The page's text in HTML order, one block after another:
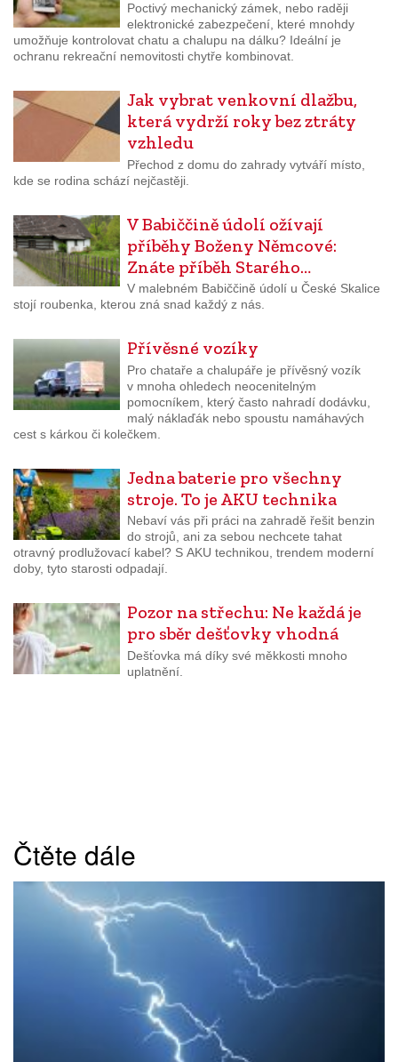
Poctivý mechanický zámek, nebo raději
elektronické zabezpečení, které mnohdy
umožňuje kontrolovat chatu a chalupu na dálku? Ideální je
ochranu rekreační nemovitosti chytře kombinovat.
Jak vybrat venkovní dlažbu,
která vydrží roky bez ztráty
vzhledu
Přechod z domu do zahrady vytváří místo,
kde se rodina schází nejčastěji.
V Babiččině údolí ožívají
příběhy Boženy Němcové:
Znáte příběh Starého…
V malebném Babiččině údolí u České Skalice
stojí roubenka, kterou zná snad každý z nás.
Přívěsné vozíky
Pro chataře a chalupáře je přívěsný vozík
v mnoha ohledech neocenitelným
pomocníkem, který často nahradí dodávku,
malý náklaďák nebo spoustu namáhavých
cest s kárkou či kolečkem.
Jedna baterie pro všechny
stroje. To je AKU technika
Nebaví vás při práci na zahradě řešit benzin
do strojů, ani za sebou nechcete tahat
otravný prodlužovací kabel? S AKU technikou, trendem moderní
doby, tyto starosti odpadají.
Pozor na střechu: Ne každá je
pro sběr dešťovky vhodná
Dešťovka má díky své měkkosti mnoho
uplatnění.
Čtěte dále